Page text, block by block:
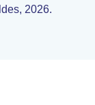
2026.